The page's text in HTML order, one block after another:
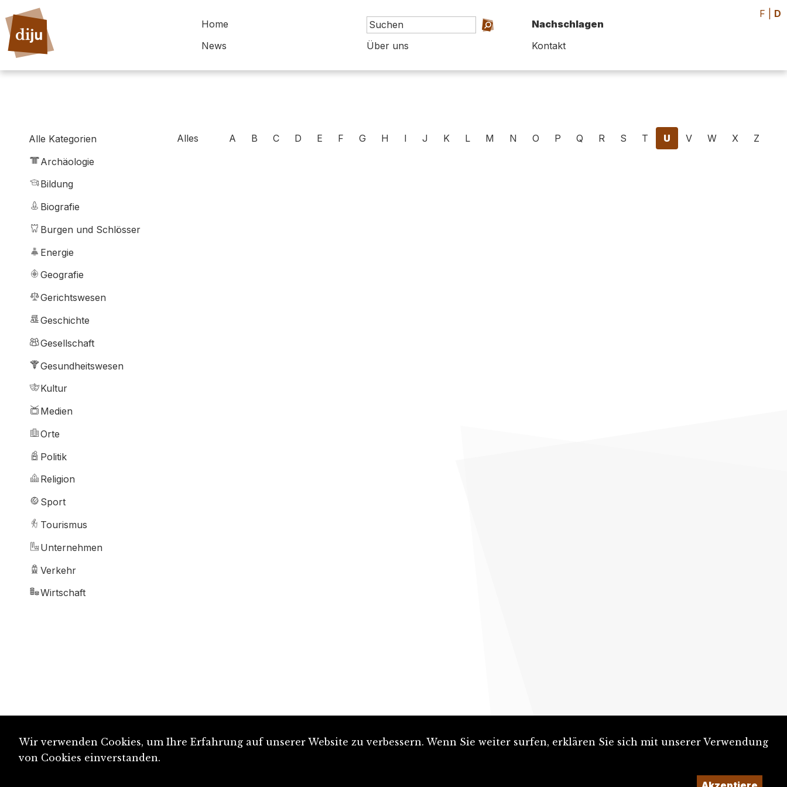
Home
Nachschlagen
News
Über uns Kontakt
F D
Alle Kategorien
Archäologie
Bildung
Biografie
Burgen und Schlösser
Energie
Geografie
Gerichtswesen
Geschichte
Gesellschaft
Gesundheitswesen
Kultur
Medien
Orte
Politik
Religion
Sport
Tourismus
Unternehmen
Verkehr
Wirtschaft
Alles A B C D E F G H I J K L M N O P Q R S T U V W X Z
Wir verwenden Cookies, um Ihre Erfahrung auf unserer Website zu verbessern. Wenn Sie weiter surfen, erklären Sie sich mit unserer Verwendung
von Cookies einverstanden.